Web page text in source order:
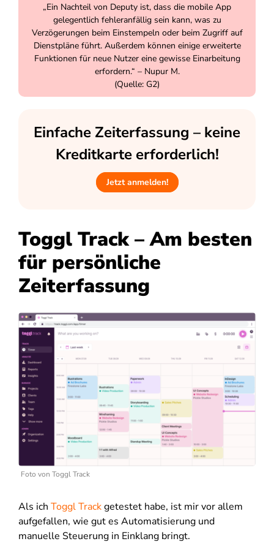
„Ein Nachteil von Deputy ist, dass die mobile App
gelegentlich fehleranfällig sein kann, was zu
Verzögerungen beim Einstempeln oder beim Zugriff auf
Dienstpläne führt. Außerdem können einige erweiterte
Funktionen für neue Nutzer eine gewisse Einarbeitung
erfordern.“ – Nupur M.
(Quelle: G2)
Einfache Zeiterfassung – keine
Kreditkarte erforderlich!
Jetzt anmelden!
Toggl Track – Am besten
für persönliche
Zeiterfassung
Foto von Toggl Track
Als ich Toggl Trackgetestet habe, ist mir vor allem
aufgefallen, wie gut es Automatisierung und
manuelle Steuerung in Einklang bringt.